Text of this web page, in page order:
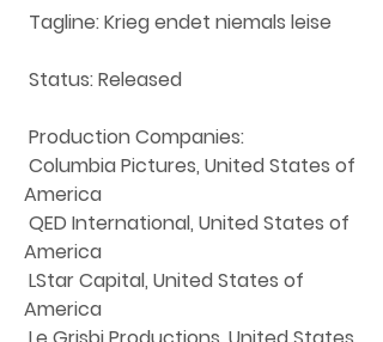
Tagline: Krieg endet niemals leise
Status: Released
Production Companies:
America
America
America